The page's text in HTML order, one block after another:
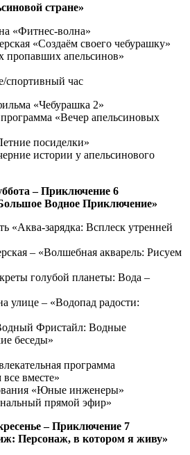
стране»
«Фитнес-волна»
«Создаём своего чебурашку»
пропавших апельсинов»
спортивный час
«Чебурашка 2»
программа «Вечер апельсиновых
посиделки»
истории у апельсинового
– Приключение 6
Водное Приключение»
«Аква-зарядка: Всплеск утренней
– «Волшебная акварель: Рисуем
голубой планеты: Вода –
улице – «Водопад радости:
Фристайл: Водные
беседы»
программа
вместе»
«Юные инженеры»
прямой эфир»
– Приключение 7
Персонаж, в котором я живу»